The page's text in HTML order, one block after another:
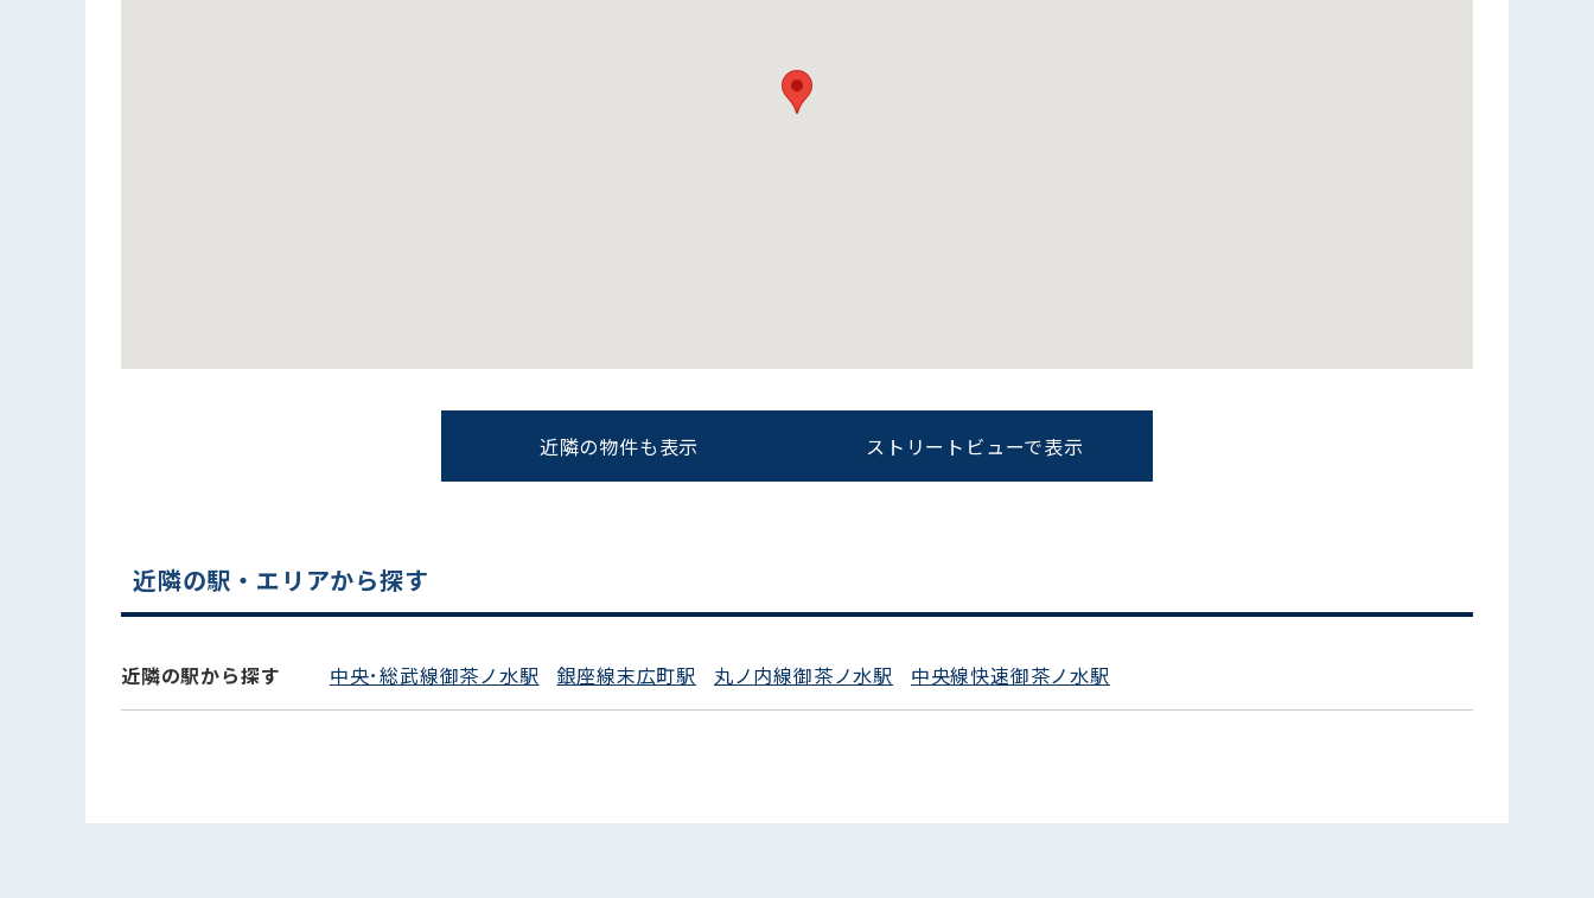
スムーズにご案内できます
近隣の物件も表示 ストリートビューで表示
近隣の駅・エリアから探す
近隣の駅から探す 中央･総武線御茶ノ水駅 銀座線末広町駅 丸ノ内線御茶ノ水駅 中央線快速御茶ノ水駅